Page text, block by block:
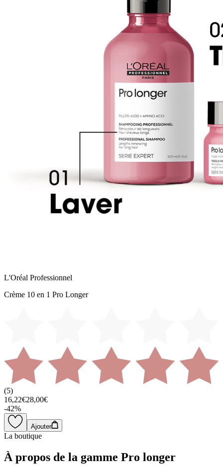
L'Oréal Professionnel
Crème 10 en 1 Pro Longer
(5)
16,22€28,00€
-42%
Ajouter
La boutique
À propos de la gamme Pro longer